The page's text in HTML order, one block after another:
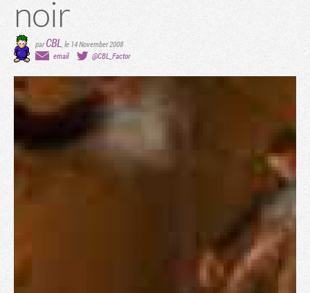
noir
parCBL le 14 November 2008
email
@CBL_Factor